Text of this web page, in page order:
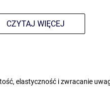
CZYTAJ WIĘCEJ
elastyczność i zwracanie